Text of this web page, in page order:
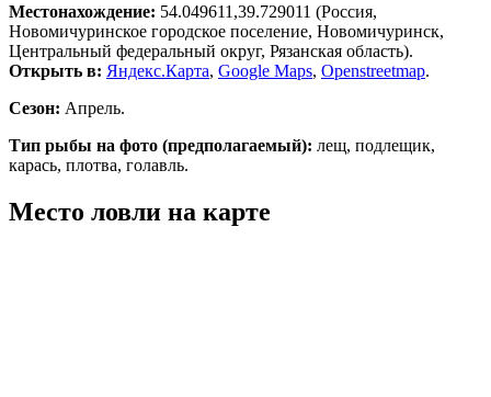
Местонахождение: 54.049611,39.729011 (Россия,
Новомичуринское городское поселение, Новомичуринск,
Центральный федеральный округ, Рязанская область).
Открыть в: Яндекс.Карта, Google Maps, Openstreetmap.
Сезон: Апрель.
Тип рыбы на фото (предполагаемый): лещ, подлещик,
карась, плотва, голавль.
Место ловли на карте